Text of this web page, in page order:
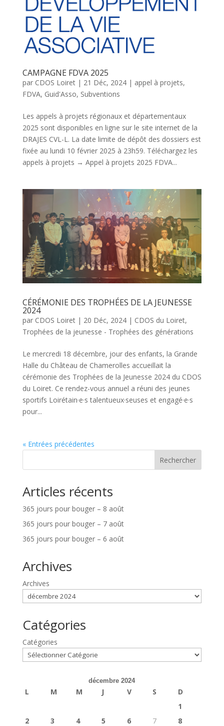
CAMPAGNE FDVA 2025
par CDOS Loiret| 21 Déc, 2024| appel à projets,
FDVA, Guid'Asso, Subventions
Les appels à projets régionaux et départementaux
2025 sont disponibles en ligne sur le site internet de la
DRAJES CVL-L. La date limite de dépôt des dossiers est
fixée au lundi 10 février 2025 à 23h59. Téléchargez les
appels à projets → Appel à projets 2025 FDVA...
CÉRÉMONIE DES TROPHÉES DE LA JEUNESSE
2024
par CDOS Loiret| 20 Déc, 2024| CDOS du Loiret,
Trophées de la jeunesse - Trophées des générations
Le mercredi 18 décembre, jour des enfants, la Grande
Halle du Château de Chamerolles accueillait la
cérémonie des Trophées de la Jeunesse 2024 du CDOS
du Loiret. Ce rendez-vous annuel a réuni des jeunes
sportifs Loirétain·e·s talentueux·seuses et engagé·e·s
pour...
« Entrées précédentes
Rechercher
Articles récents
365 jours pour bouger – 8 août
365 jours pour bouger – 7 août
365 jours pour bouger – 6 août
Archives
Archives
Catégories
Catégories
décembre 2024
L M M J V S
D
1
2
3 4 5 6 7 8